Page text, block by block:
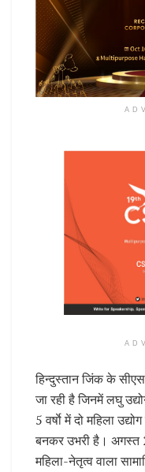
हिन्दुस्तान जिंक के
जा रही है जिनमें लघु
5 वर्षाे में दो महिला
बनकर उभरी है। अगस्त
महिला-नेतृत्व वाला